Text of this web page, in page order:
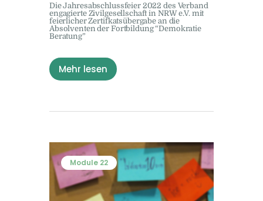
Die Jahresabschlussfeier 2022 des Verband
engagierte Zivilgesellschaft in NRW e.V. mit
feierlicher Zertifkatsübergabe an die
Absolventen der Fortbildung “Demokratie
Beratung”
Mehr lesen
Module 22